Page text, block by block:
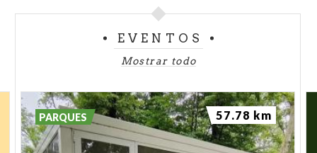
EVENTOS
Mostrar todo
PARQUES 57.78 km